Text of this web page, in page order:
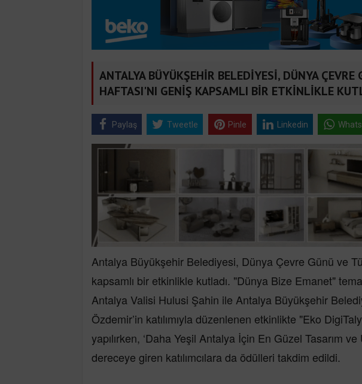
ANTALYA BÜYÜKŞEHİR BELEDİYESİ, DÜNYA ÇEVRE
HAFTASI'NI GENİŞ KAPSAMLI BİR ETKİNLİKLE
Paylaş Tweetle Pinle Linkedin
Antalya Büyükşehir Belediyesi, Dünya Çevre Günü ve
kapsamlı bir etkinlikle kutladı. "Dünya Bize Emanet"
Antalya Valisi Hulusi Şahin ile Antalya Büyükşehir
Özdemir’in katılımıyla düzenlenen etkinlikte "Eko
yapılırken, ‘Daha Yeşil Antalya İçin En Güzel Tasarım ve
dereceye giren katılımcılara da ödülleri takdim edildi.